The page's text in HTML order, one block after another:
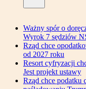
Ważny spór o
Wyrok 7 sędziów
Rząd chce
od 2027 roku
Resort cyfryzacji
Jest projekt ustawy
Rząd chce podatku